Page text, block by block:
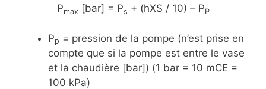
Pmax [bar] = Ps + (hXS / 10) – PP
Pp = pression de la pompe (n’est prise en
compte que si la pompe est entre le vase
et la chaudière [bar]) (1 bar = 10 mCE =
100 kPa)